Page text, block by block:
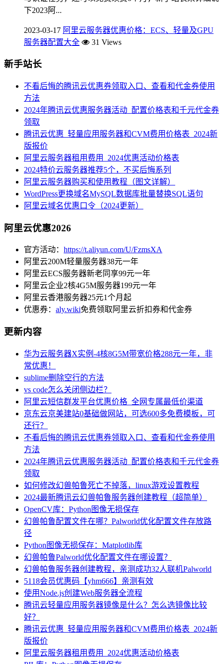
下2023阿...
2023-03-17 阿里云服务器优惠价格：ECS、轻量及GPU
服务器配置大全
31 Views
新手站长
不看后悔的腾讯云优惠券领取入口、查看和代金券使用
方法
2024年腾讯云优惠服务器活动_配置价格表和千元代金券
领取
腾讯云优惠_轻量应用服务器和CVM费用价格表_2024新
版报价
阿里云服务器租用费用_2024优惠活动价格表
2024特价云服务器推荐5个，不买后悔系列
阿里云服务器购买和使用教程（图文详解）
WordPress更换域名MySQL数据库批量替换SQL语句
阿里云域名优惠口令（2024更新）
阿里云优惠2026
官方活动： https://t.aliyun.com/U/FzmsXA
阿里云200M轻量服务器38元一年
阿里云ECS服务器新老同享99元一年
阿里云企业2核4G5M服务器199元一年
阿里云香港服务器25元1个月起
优惠券： aly.wiki免费领取阿里云折扣券和代金券
更新内容
华为云服务器X实例-4核8G5M带宽价格288元一年，非
常优惠！
sublime删除空行的方法
vs code怎么关闭侧边栏？
阿里云短信群发平台优惠价格_全网专属最低价渠道
京东云京美建站0基础做网站，可选600多免费模板，可
还行？
不看后悔的腾讯云优惠券领取入口、查看和代金券使用
方法
2024年腾讯云优惠服务器活动_配置价格表和千元代金券
领取
如何修改幻兽帕鲁死亡不掉落，linux游戏设置教程
2024最新腾讯云幻兽帕鲁服务器创建教程（超简单）
OpenCV库：Python图像无损保存
幻兽帕鲁配置文件在哪？Palworld优化配置文件存放路
径
Python图像无损保存：Matplotlib库
幻兽帕鲁Palworld优化配置文件在哪设置？
幻兽帕鲁服务器创建教程，亲测成功32人联机Palworld
5118会员优惠码【yhm666】亲测有效
使用Node.js创建Web服务器全流程
腾讯云轻量应用服务器镜像是什么？怎么选镜像比较
好？
腾讯云优惠_轻量应用服务器和CVM费用价格表_2024新
版报价
阿里云服务器租用费用_2024优惠活动价格表